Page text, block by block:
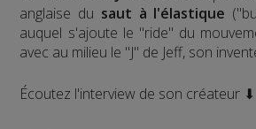
anglaise du saut à l'élastique
auquel s'ajoute le "ride" du
avec au milieu le "J" de Jeff, son
Écoutez l'interview de son créateur ⬇